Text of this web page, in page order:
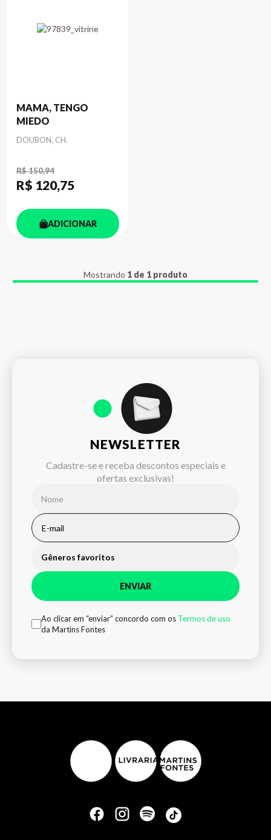
MAMA, TENGO
MIEDO
Autor
DOUBON, CH.
R$ 150,94
R$ 120,75
ADICIONAR
Mostrando 1 de 1 produto
NEWSLETTER
Cadastre-se e receba descontos especiais e
ofertas exclusivas!
Gêneros favoritos
ENVIAR
Ao clicar em “enviar” concordo com os Termos de uso
da Martins Fontes